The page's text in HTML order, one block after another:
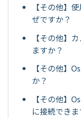
【その他】
ぜですか？
【その他】
ますか？
【その他】
か？
【その他】
に接続できま